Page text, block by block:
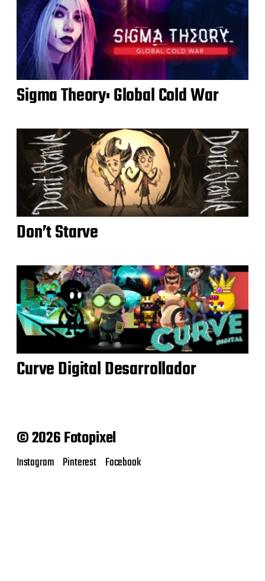
Sigma Theory: Global Cold War
Don’t Starve
Curve Digital Desarrollador
© 2026 Fotopixel
Instagram Pinterest Facebook